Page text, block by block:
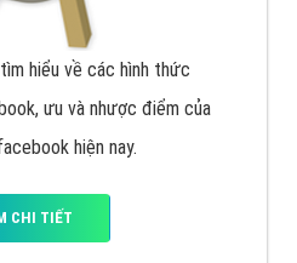
hiểu về các hình thức
ưu và nhược điểm của
hiện nay.
CHI TIẾT